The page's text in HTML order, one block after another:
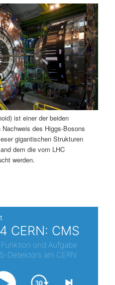
ist einer der beiden
des Higgs-Bosons
gigantischen Strukturen
dem die vom LHC
werden.